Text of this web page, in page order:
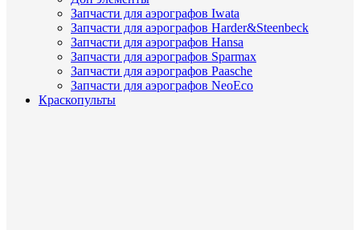
Запчасти для аэрографов Iwata
Запчасти для аэрографов Harder&Steenbeck
Запчасти для аэрографов Hansa
Запчасти для аэрографов Sparmax
Запчасти для аэрографов Paasche
Запчасти для аэрографов NeoEco
Краскопульты